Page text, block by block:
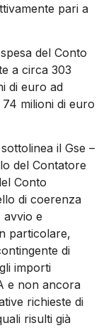
pari a
del Conto
a circa 303
di euro ad
milioni di euro
il Gse –
del Contatore
Conto
di coerenza
avvio e
particolare,
di
importi
e non ancora
richieste di
risulti già